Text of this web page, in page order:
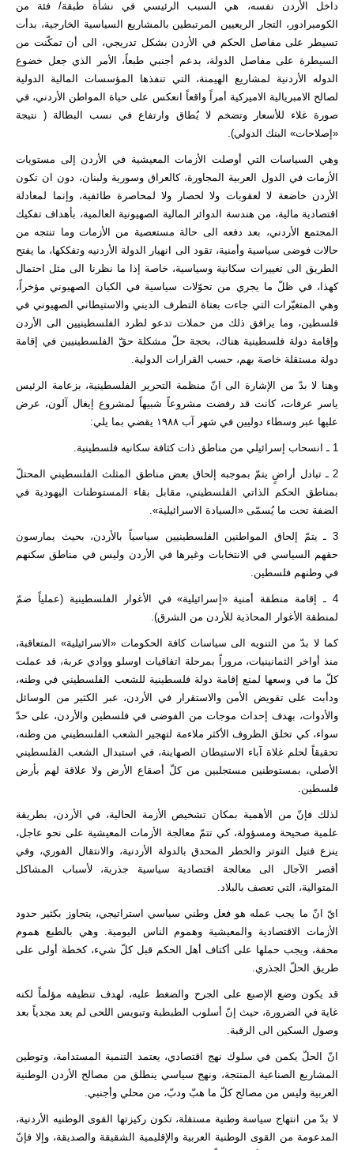
داخل الأردن نفسه، هي السبب الرئيسي في نشأة طبقة/ فئة من
الكومبرادور، التجار الريعيين المرتبطين بالمشاريع السياسية الخارجية، بدأت
تسيطر على مفاصل الحكم في الأردن بشكل تدريجي، الى أن تمكّنت من
السيطرة على مفاصل الدولة، بدعم أجنبي طبعاً، الأمر الذي جعل خضوع
الدوله الأردنية لمشاريع الهيمنة، التي تنفذها المؤسسات المالية الدولية
لصالح الامبريالية الاميركية أمراً واقعاً انعكس على حياة المواطن الأردني، في
صورة غلاء للأسعار وتضخم لا يُطاق وارتفاع في نسب البطالة ( نتيجة
«إصلاحات» البنك الدولي).
وهي السياسات التي أوصلت الأزمات المعيشية في الأردن إلى مستويات
الأزمات في الدول العربية المجاورة، كالعراق وسورية ولبنان، دون ان تكون
الأردن خاضعة لا لعقوبات ولا لحصار ولا لمحاصرة طائفية، وإنما لمعادلة
اقتصادية مالية، من هندسة الدوائر المالية الصهيونية العالمية، بأهداف تفكيك
المجتمع الأردني، بعد دفعه الى حالة مستعصية من الأزمات وما تنتجه من
حالات فوضى سياسية وأمنية، تقود الى انهيار الدولة الأردنيه وتفككها، ما يفتح
الطريق الى تغييرات سكانية وسياسية، خاصة إذا ما نظرنا الى مثل احتمال
كهذا، في ظلّ ما يجري من تحوّلات سياسية في الكيان الصهيوني مؤخراً،
وهي المتغيّرات التي جاءت بعتاة التطرف الديني والاستيطاني الصهيوني في
فلسطين، وما يرافق ذلك من حملات تدعو لطرد الفلسطينيين الى الأردن
وإقامة دولة فلسطينية هناك، بحجة حلّ مشكلة حقّ الفلسطينيين في إقامة
دولة مستقلة خاصة بهم، حسب القرارات الدولية.
وهنا لا بدّ من الإشارة الى انّ منظمة التحرير الفلسطينية، بزعامة الرئيس
ياسر عرفات، كانت قد رفضت مشروعاً شبيهاً لمشروع إيغال آلون، عرض
عليها عبر وسطاء دوليين في شهر آب ١٩٨٨ يقضي بما يلي:
1 ـ انسحاب إسرائيلي من مناطق ذات كثافة سكانيه فلسطينية.
2 ـ تبادل أراضٍ يتمّ بموجبه إلحاق بعض مناطق المثلث الفلسطيني المحتلّ
بمناطق الحكم الذاتي الفلسطيني، مقابل بقاء المستوطنات اليهودية في
الضفة تحت ما يُسمّى «السيادة الاسرائيلية».
3 ـ يتمّ إلحاق المواطنين الفلسطينيين سياسياً بالأردن، بحيث يمارسون
حقهم السياسي في الانتخابات وغيرها في الأردن وليس في مناطق سكنهم
في وطنهم فلسطين.
4 ـ إقامة منطقة أمنية «إسرائيلية» في الأغوار الفلسطينية (عملياً ضمّ
لمنطقة الأغوار المحاذية للأردن من الشرق).
كما لا بدّ من التنويه الى سياسات كافة الحكومات «الاسرائيلية» المتعاقبة،
منذ أواخر الثمانينيات، مروراً بمرحلة اتفاقيات اوسلو ووادي عربة، قد عملت
كلّ ما في وسعها لمنع إقامة دولة فلسطينية للشعب الفلسطيني في وطنه،
ودأبت على تقويض الأمن والاستقرار في الأردن، عبر الكثير من الوسائل
والأدوات، بهدف إحداث موجات من الفوضى في فلسطين والأردن، على حدّ
سواء، كي تخلق الظروف الأكثر ملاءمة لتهجير الشعب الفلسطيني من وطنه،
تحقيقاً لحلم غلاة آباء الاستيطان الصهاينة، في استبدال الشعب الفلسطيني
الأصلي، بمستوطنين مستجلبين من كلّ أصقاع الأرض ولا علاقة لهم بأرض
فلسطين.
لذلك فإنّ من الأهمية بمكان تشخيص الأزمة الحالية، في الأردن، بطريقة
علمية صحيحة ومسؤولة، كي تتمّ معالجة الأزمات المعيشية على نحو عاجل،
ينزع فتيل التوتر والخطر المحدق بالدولة الأردنية، والانتقال الفوري، وفي
أقصر الآجال الى معالجة اقتصادية سياسية جذرية، لأسباب المشاكل
المتوالية، التي تعصف بالبلاد.
ايّ انّ ما يجب عمله هو فعل وطني سياسي استراتيجي، يتجاوز بكثير حدود
الأزمات الاقتصادية والمعيشية وهموم الناس اليومية. وهي بالطبع هموم
محقة، ويجب حملها على أكتاف أهل الحكم قبل كلّ شيء، كخطة أولى على
طريق الحلّ الجذري.
قد يكون وضع الإصبع على الجرح والضغط عليه، لهدف تنظيفه مؤلماً لكنه
غاية في الضرورة، حيث إنّ أسلوب الطبطبة وتبويس اللحى لم يعد مجدياً بعد
وصول السكين الى الرقبة.
انّ الحلّ يكمن في سلوك نهج اقتصادي، يعتمد التنمية المستدامة، وتوطين
المشاريع الصناعية المنتجة، ونهج سياسي ينطلق من مصالح الأردن الوطنية
العربية وليس من مصالح كلّ ما هبّ ودبّ، من محلي وأجنبي.
لا بدّ من انتهاج سياسة وطنية مستقلة، تكون ركيزتها القوى الوطنيه الأردنية،
المدعومة من القوى الوطنية العربية والإقليمية الشقيقة والصديقة، وإلا فإنّ